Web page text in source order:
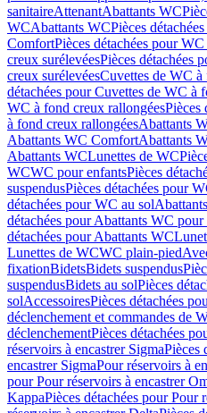
sanitaireAttenantAbattants WC
WCAbattants WCPièces
ComfortPièces détachées pour
creux surélevéesPièces détachées
creux surélevéesCuvettes de WC à
détachées pour Cuvettes de WC à
WC à fond creux rallongéesPièces
à fond creux rallongéesAbattants
Abattants WC ComfortAbattants
Abattants WCLunettes de WC
WCWC pour enfantsPièces
suspendusPièces détachées pour
détachées pour WC au sol
détachées pour Abattants WC pour
détachées pour Abattants WC
Lunettes de WCWC plain-pied
fixationBidetsBidets suspendus
suspendusBidets au solPièces
solAccessoiresPièces détachées
déclenchement et commandes de
déclenchementPièces détachées
réservoirs à encastrer SigmaPièces
encastrer SigmaPour réservoirs à
pour Pour réservoirs à encastrer
KappaPièces détachées pour Pour